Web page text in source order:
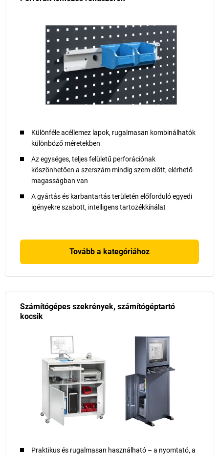
Különféle acéllemez lapok, rugalmasan kombinálhatók
különböző méretekben
Az egységes, teljes felületű perforációnak
köszönhetően a szerszám mindig szem előtt, elérhető
magasságban van
A gyártás és karbantartás területén előforduló egyedi
igényekre szabott, intelligens tartozékkínálat
Tovább a kategóriához
Számítógépes szekrények, számítógéptartó
kocsik
Praktikus és rugalmasan használható – a nyomtató, a